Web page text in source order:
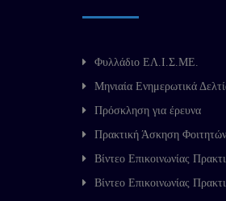
Φυλλάδιο ΕΛ.Ι.Σ.ΜΕ.
Μηνιαία Ενημερωτικά
Πρόσκληση για έρευνα
Πρακτική Άσκηση Φοιτητών
Βίντεο Επικοινωνίας
Βίντεο Επικοινωνίας